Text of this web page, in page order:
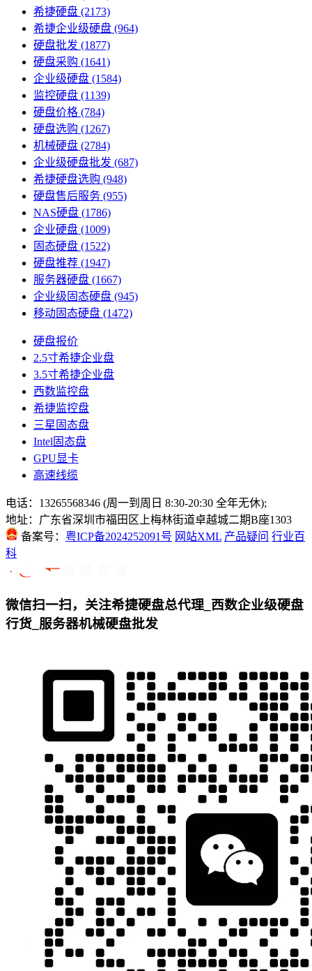
希捷硬盘 (2173)
希捷企业级硬盘 (964)
硬盘批发 (1877)
硬盘采购 (1641)
企业级硬盘 (1584)
监控硬盘 (1139)
硬盘价格 (784)
硬盘选购 (1267)
机械硬盘 (2784)
企业级硬盘批发 (687)
希捷硬盘选购 (948)
硬盘售后服务 (955)
NAS硬盘 (1786)
企业硬盘 (1009)
固态硬盘 (1522)
硬盘推荐 (1947)
服务器硬盘 (1667)
企业级固态硬盘 (945)
移动固态硬盘 (1472)
硬盘报价
2.5寸希捷企业盘
3.5寸希捷企业盘
西数监控盘
希捷监控盘
三星固态盘
Intel固态盘
GPU显卡
高速线缆
电话：13265568346 (周一到周日 8:30-20:30 全年无休);
地址：广东省深圳市福田区上梅林街道卓越城二期B座1303
备案号： 粤ICP备2024252091号 网站XML 产品疑问 行业百
科
微信扫一扫，关注希捷硬盘总代理_西数企业级硬盘
行货_服务器机械硬盘批发